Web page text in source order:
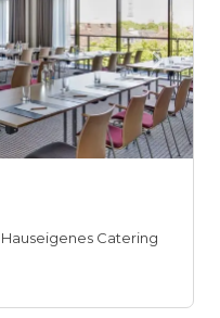
Hauseigenes Catering